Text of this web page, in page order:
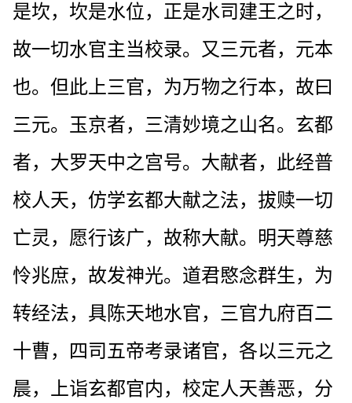
是坎，坎是水位，正是水司建王之时，
故一切水官主当校录。又三元者，元本
也。但此上三官，为万物之行本，故曰
三元。玉京者，三清妙境之山名。玄都
者，大罗天中之宫号。大献者，此经普
校人天，仿学玄都大献之法，拔赎一切
亡灵，愿行该广，故称大献。明天尊慈
怜兆庶，故发神光。道君愍念群生，为
转经法，具陈天地水官，三官九府百二
十曹，四司五帝考录诸官，各以三元之
晨，上诣玄都官内，校定人天善恶，分